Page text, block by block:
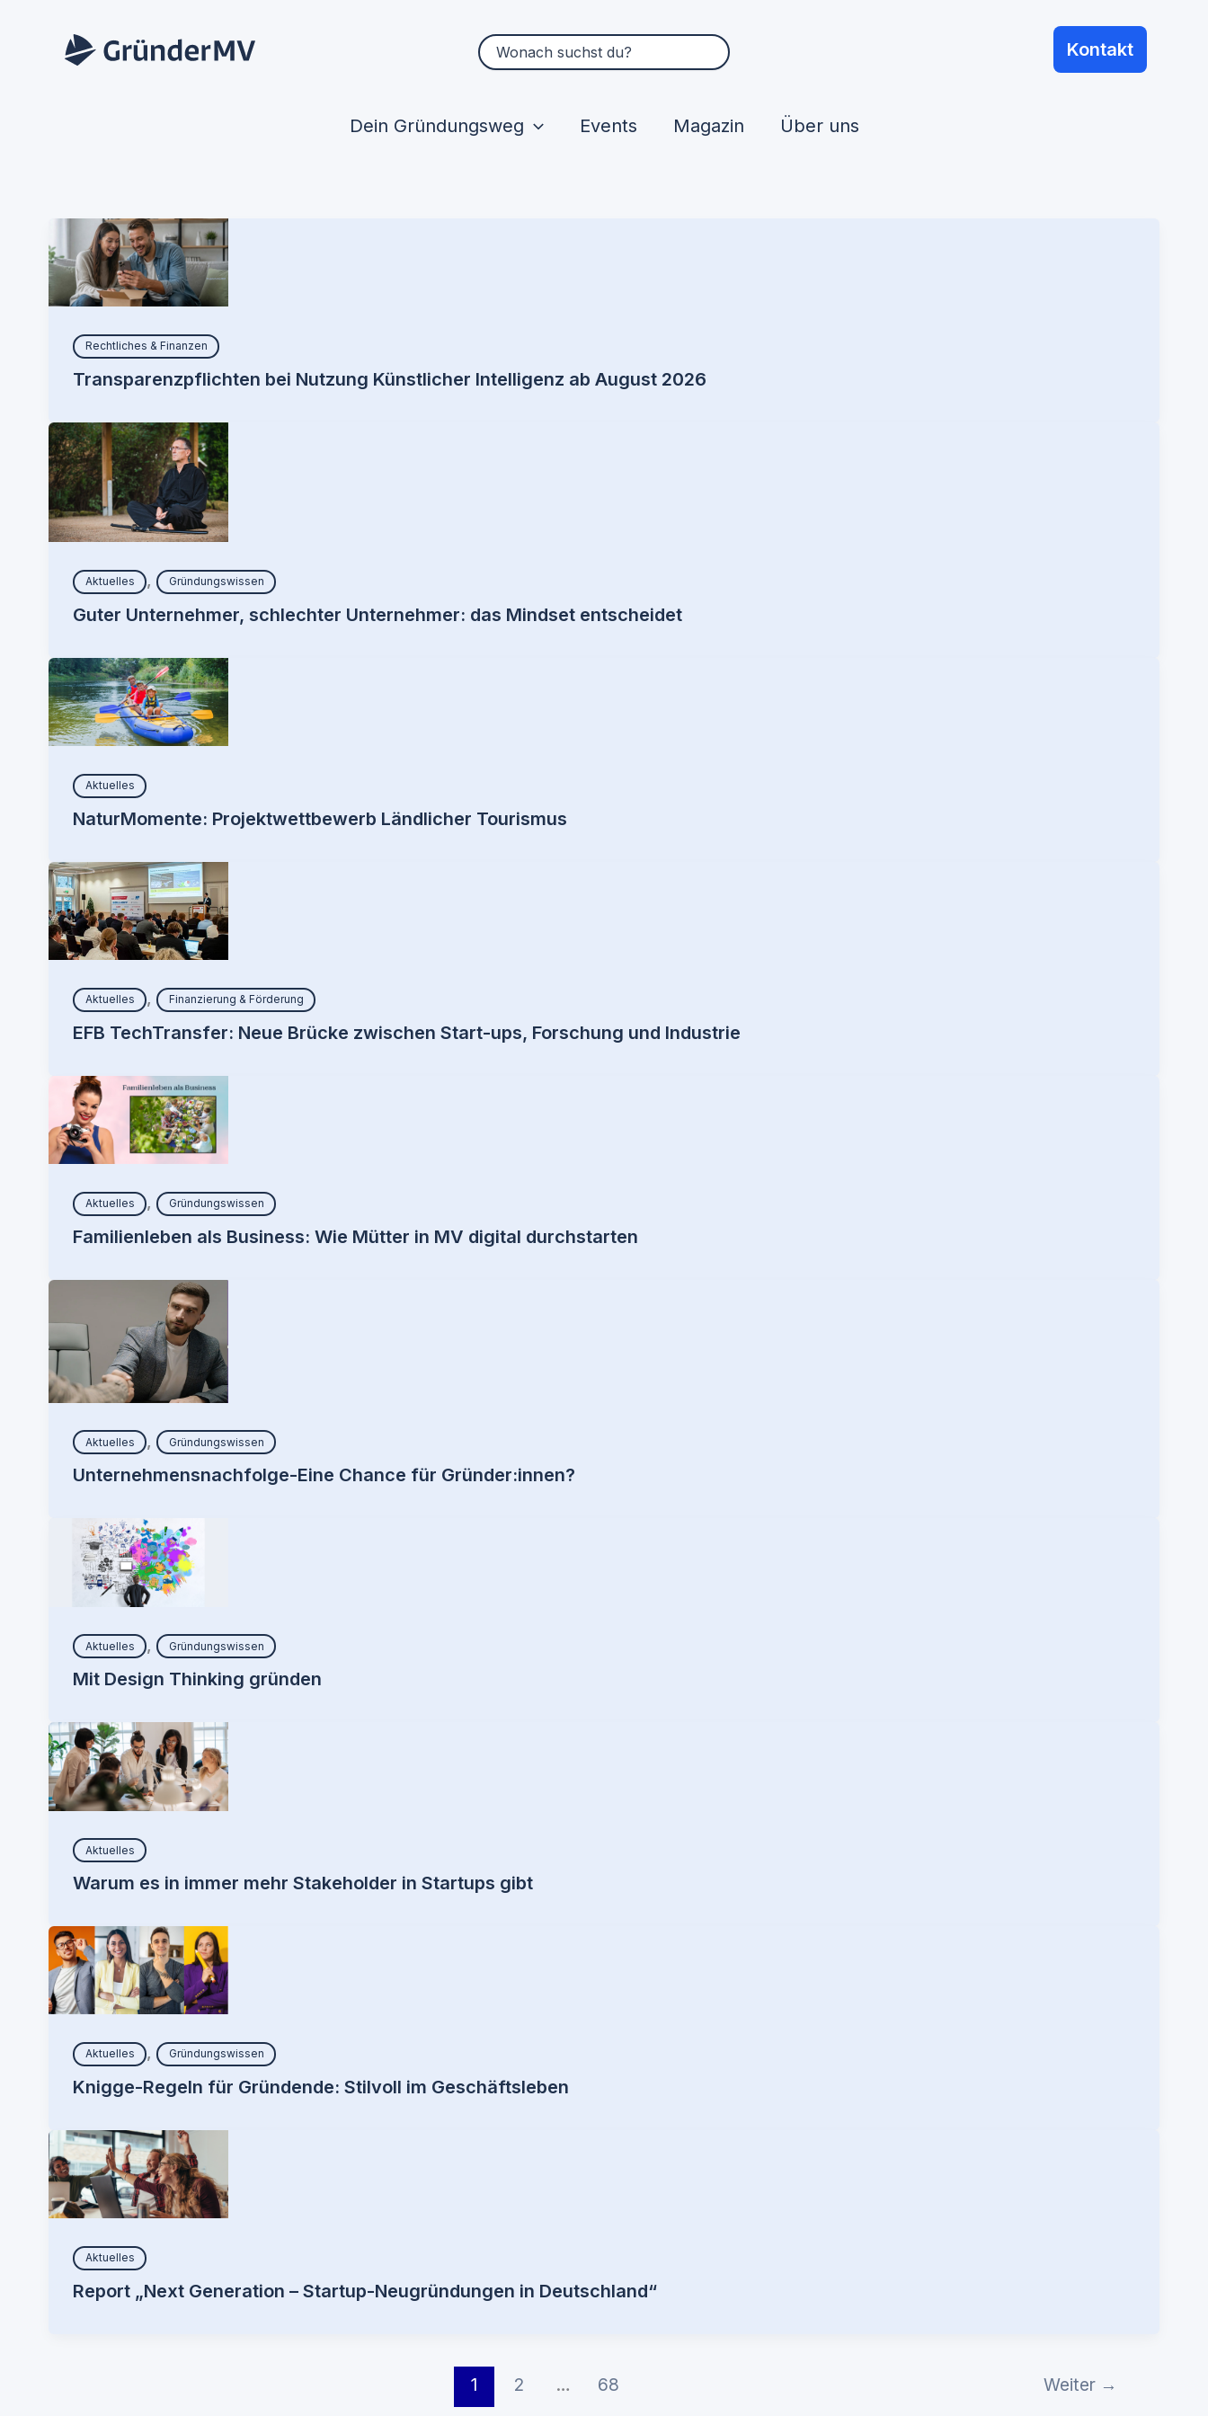
Suchen
nach:
Dein Gründungsweg Events Magazin Über uns
Kontakt
Rechtliches & Finanzen
Transparenzpflichten bei Nutzung Künstlicher Intelligenz ab August 2026
Aktuelles Gründungswissen
Guter Unternehmer, schlechter Unternehmer: das Mindset entscheidet
Aktuelles
NaturMomente: Projektwettbewerb Ländlicher Tourismus
Aktuelles , Finanzierung & Förderung
EFB TechTransfer: Neue Brücke zwischen Start-ups, Forschung und Industrie
Aktuelles , Gründungswissen
Familienleben als Business: Wie Mütter in MV digital durchstarten
Aktuelles Gründungswissen
Unternehmensnachfolge-Eine Chance für Gründer:innen?
Aktuelles Gründungswissen
Mit Design Thinking gründen
Aktuelles
Warum es in immer mehr Stakeholder in Startups gibt
Aktuelles , Gründungswissen
Knigge-Regeln für Gründende: Stilvoll im Geschäftsleben
Aktuelles
Report „Next Generation – Startup-Neugründungen in Deutschland“
1 2 … 68 Weiter →